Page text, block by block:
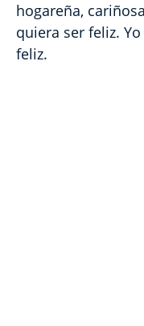
hogareña,
quiera ser feliz.
feliz.